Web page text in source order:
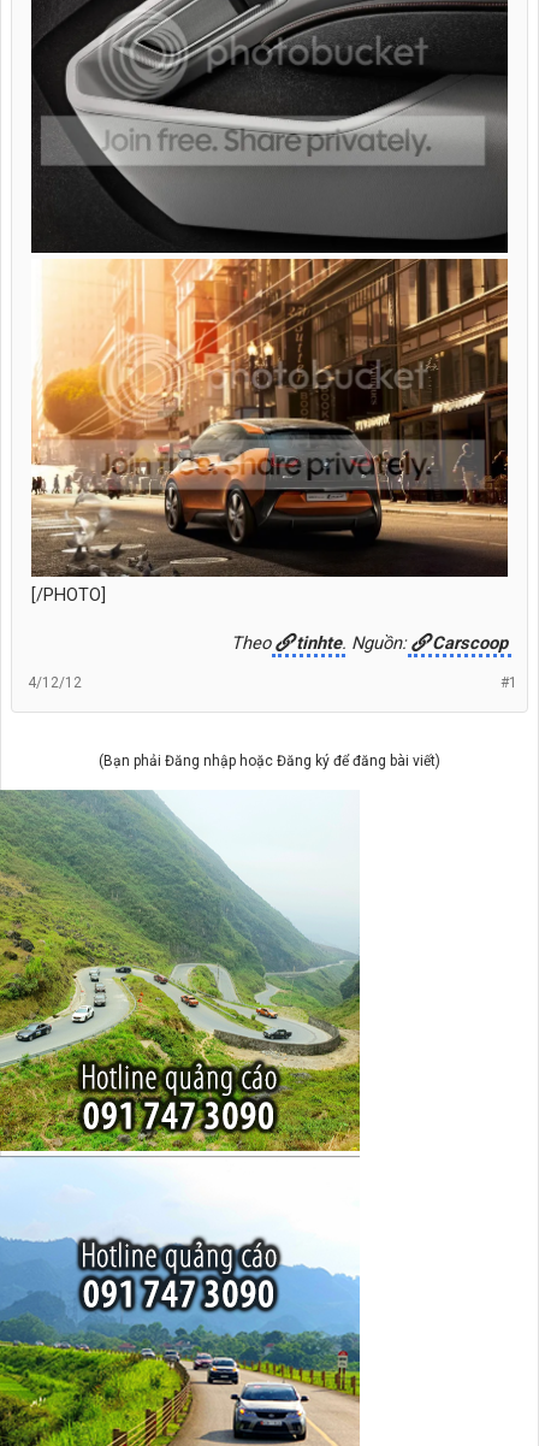
[/PHOTO]
Theo tinhte. Nguồn: Carscoop
#1
4/12/12
(Bạn phải Đăng nhập hoặc Đăng ký để đăng bài viết)